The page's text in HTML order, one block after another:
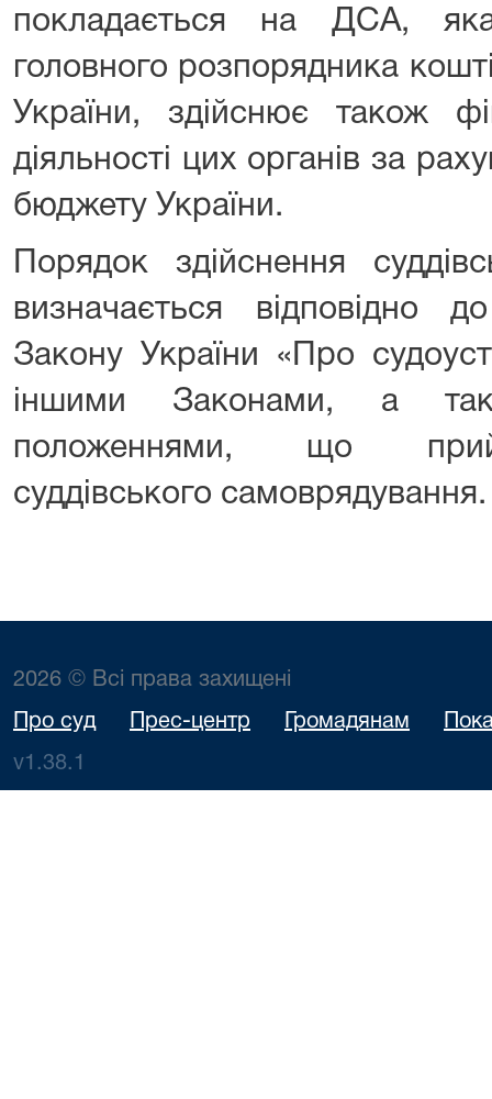
покладається на ДСА,
головного розпорядника
України, здійснює також
діяльності цих органів за
бюджету України.
Порядок здійснення
визначається відповідно
Закону України «Про
іншими Законами, а
положеннями, що
суддівського самоврядування.
2026 © Всі права захищені
Про суд Прес-центр Громадянам
v1.38.1